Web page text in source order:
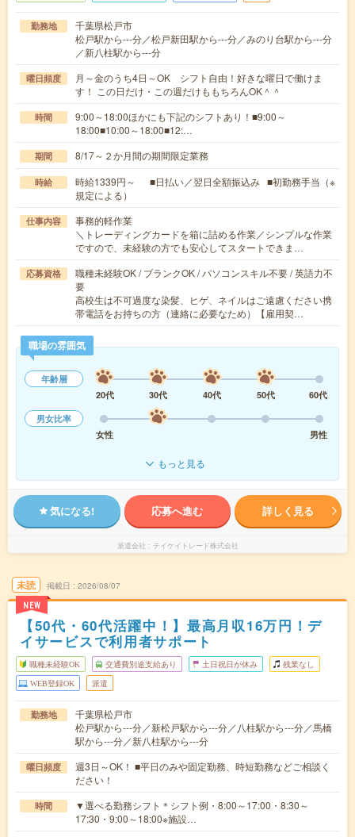
勤務地
千葉県松戸市
松戸駅から---分／松戸新田駅から---分／みのり台駅から---分
／新八柱駅から---分
曜日頻度
月～金のうち4日～OK シフト自由！好きな曜日で働けま
す！ この日だけ・この週だけももちろんOK＾＾
時間
9:00～18:00ほかにも下記のシフトあり！■9:00～
18:00■10:00～18:00■12:…
期間 8/17～２か月間の期間限定業務
時給
時給1339円～ ■日払い／翌日全額振込み ■初勤務手当（※
規定による）
仕事内容
事務的軽作業
＼トレーディングカードを箱に詰める作業／シンプルな作業
ですので、未経験の方でも安心してスタートできま…
応募資格
職種未経験OK / ブランクOK / パソコンスキル不要 / 英語力不
要
高校生は不可過度な染髪、ヒゲ、ネイルはご遠慮ください携
帯電話をお持ちの方（連絡に必要なため）【雇用契…
職場の雰囲気
年齢層
20代
30代 40代 50代
60代
男女比率
女性
男性
もっと見る
気になる! 応募へ進む 詳しく見る
派遣会社 テイケイトレード株式会社
未読
NEW
掲載日 2026/08/07
【50代・60代活躍中！】最高月収16万円！デ
イサービスで利用者サポート
職種未経験OK 交通費別途支給あり 土日祝日が休み 残業なし
WEB登録OK 派遣
勤務地
千葉県松戸市
松戸駅から---分／新松戸駅から---分／八柱駅から---分／馬橋
駅から---分／新八柱駅から---分
曜日頻度
週3日～OK！ ■平日のみや固定勤務、時短勤務などご相談く
ださい！
時間
▼選べる勤務シフト＊シフト例・8:00～17:00・8:30～
17:30・9:00～18:00※施設…